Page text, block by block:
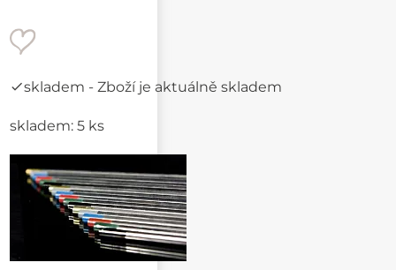
skladem - Zboží je aktuálně skladem
skladem: 5 ks